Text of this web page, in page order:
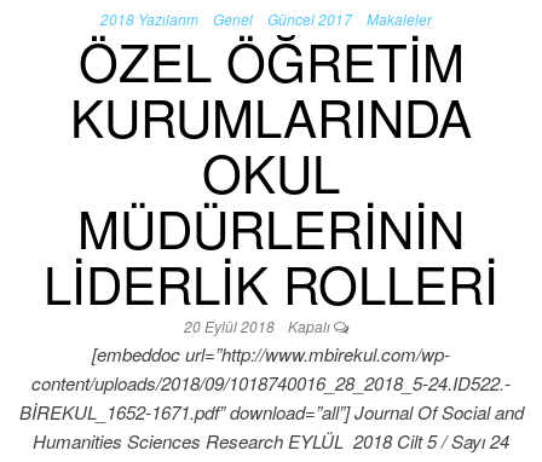
2018 Yazılarım Genel Güncel 2017 Makaleler
ÖZEL ÖĞRETİM
KURUMLARINDA
OKUL
MÜDÜRLERİNİN
LİDERLİK ROLLERİ
20 Eylül 2018 Kapalı
[embeddoc url=”http://www.mbirekul.com/wp-
content/uploads/2018/09/1018740016_28_2018_5-24.ID522.-
BİREKUL_1652-1671.pdf” download=”all”] Journal Of Social and
Humanities Sciences Research EYLÜL 2018 Cilt 5 / Sayı 24